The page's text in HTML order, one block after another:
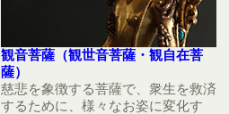
観音菩薩（観世音菩薩・観自在菩
薩）
慈悲を象徴する菩薩で、衆生を救済
するために、様々なお姿に変化す